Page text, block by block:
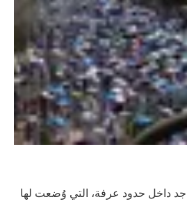
داخل حدود عرفة، التي وُضعت لها